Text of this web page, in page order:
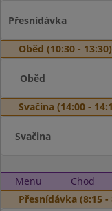
Přesnídávka
Oběd (10:30 - 13:30)
Oběd
Svačina (14:00 -
Svačina
Menu Chod
Přesnídávka (8:15 -